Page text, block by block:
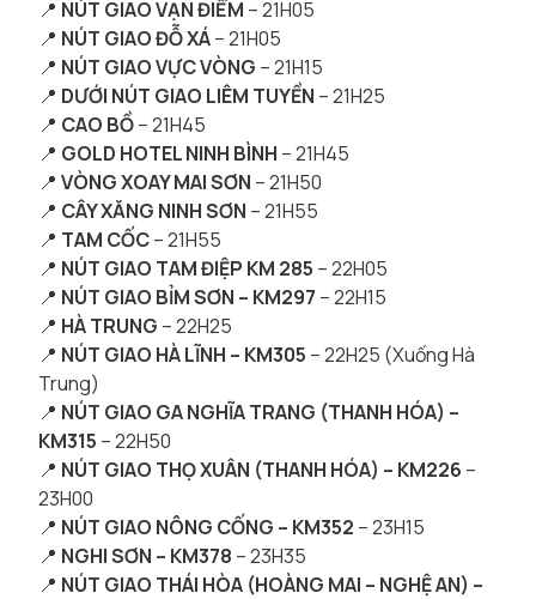
📍 NÚT GIAO VẠN ĐIỂM – 21H05
📍 NÚT GIAO ĐỖ XÁ– 21H05
📍 NÚT GIAO VỰC VÒNG – 21H15
📍 DƯỚI NÚT GIAO LIÊM TUYỀN – 21H25
📍 CAO BỒ– 21H45
📍 GOLD HOTEL NINH BÌNH – 21H45
📍 VÒNG XOAY MAI SƠN – 21H50
📍 CÂY XĂNG NINH SƠN – 21H55
📍 TAM CỐC– 21H55
📍 NÚT GIAO TAM ĐIỆP KM 285 – 22H05
📍 NÚT GIAO BỈM SƠN – KM297 – 22H15
📍 HÀ TRUNG – 22H25
📍 NÚT GIAO HÀ LĨNH – KM305 – 22H25 (Xuống Hà
Trung)
📍 NÚT GIAO GA NGHĨA TRANG (THANH HÓA) –
KM315 – 22H50
📍 NÚT GIAO THỌ XUÂN (THANH HÓA) – KM226 –
23H00
📍 NÚT GIAO NÔNG CỐNG – KM352 – 23H15
📍 NGHI SƠN – KM378 – 23H35
📍 NÚT GIAO THÁI HÒA (HOÀNG MAI – NGHỆ AN) –